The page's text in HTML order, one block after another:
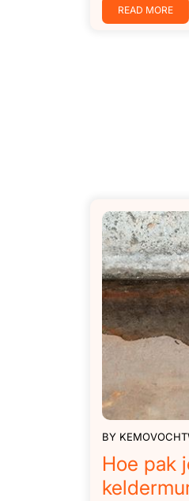
READ MORE
BY
Hoe pak